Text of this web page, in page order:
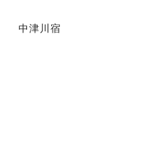
中津川宿